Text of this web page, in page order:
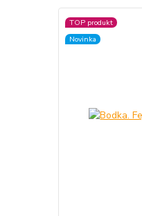
TOP produkt
Novinka